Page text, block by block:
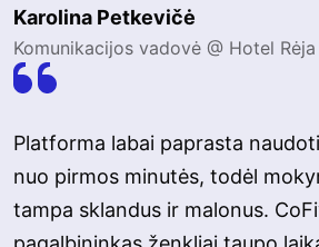
Karolina Petkevičė
Komunikacijos vadovė @ Hotel Rėja
Platforma labai paprasta
nuo pirmos minutės, todėl
tampa sklandus ir malonus.